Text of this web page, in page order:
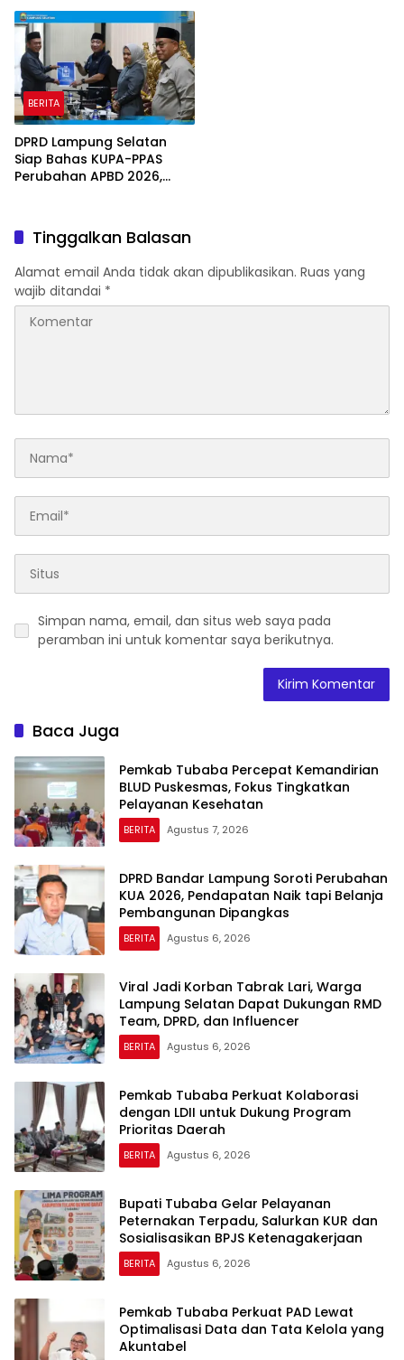
Ketenagakerjaan
BERITA
DPRD Lampung Selatan
Siap Bahas KUPA-PPAS
Perubahan APBD 2026,
Tinggalkan Balasan
Alamat email Anda tidak akan dipublikasikan. Ruas yang
wajib ditandai *
Simpan nama, email, dan situs web saya pada
peramban ini untuk komentar saya berikutnya.
Baca Juga
Pemkab Tubaba Percepat Kemandirian
BLUD Puskesmas, Fokus Tingkatkan
Pelayanan Kesehatan
BERITA Agustus 7, 2026
DPRD Bandar Lampung Soroti Perubahan
KUA 2026, Pendapatan Naik tapi Belanja
Pembangunan Dipangkas
BERITA Agustus 6, 2026
Viral Jadi Korban Tabrak Lari, Warga
Lampung Selatan Dapat Dukungan RMD
Team, DPRD, dan Influencer
BERITA Agustus 6, 2026
Pemkab Tubaba Perkuat Kolaborasi
dengan LDII untuk Dukung Program
Prioritas Daerah
BERITA Agustus 6, 2026
Bupati Tubaba Gelar Pelayanan
Peternakan Terpadu, Salurkan KUR dan
Sosialisasikan BPJS Ketenagakerjaan
BERITA Agustus 6, 2026
Pemkab Tubaba Perkuat PAD Lewat
Optimalisasi Data dan Tata Kelola yang
Akuntabel